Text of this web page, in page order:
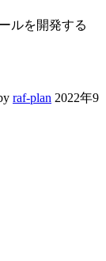
ルを開発する
raf-plan 2022年9